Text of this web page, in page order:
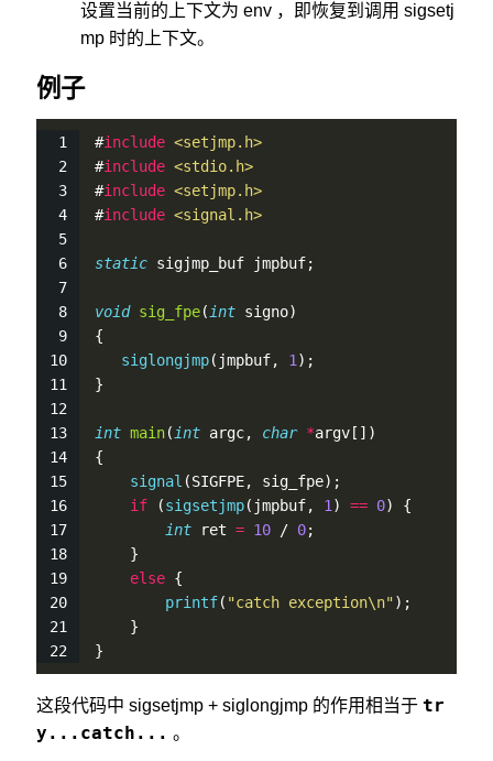
设置当前的上下文为 env ，即恢复到调用 sigsetj
mp 时的上下文。
例子
#include <setjmp.h>
#include <stdio.h>
#include <setjmp.h>
#include <signal.h>
static sigjmp_buf jmpbuf;
void sig_fpe(int signo)
{
siglongjmp(jmpbuf, 1);
}
int main(int argc, char *argv[])
{
signal (SIGFPE, sig_fpe);
if (sigsetjmp(jmpbuf, 1) == 0) {
int ret = 10 / 0;
    }
else {
printf( "catch exception\n");
    }
}
这段代码中 sigsetjmp + siglongjmp 的作用相当于tr
y...catch... 。